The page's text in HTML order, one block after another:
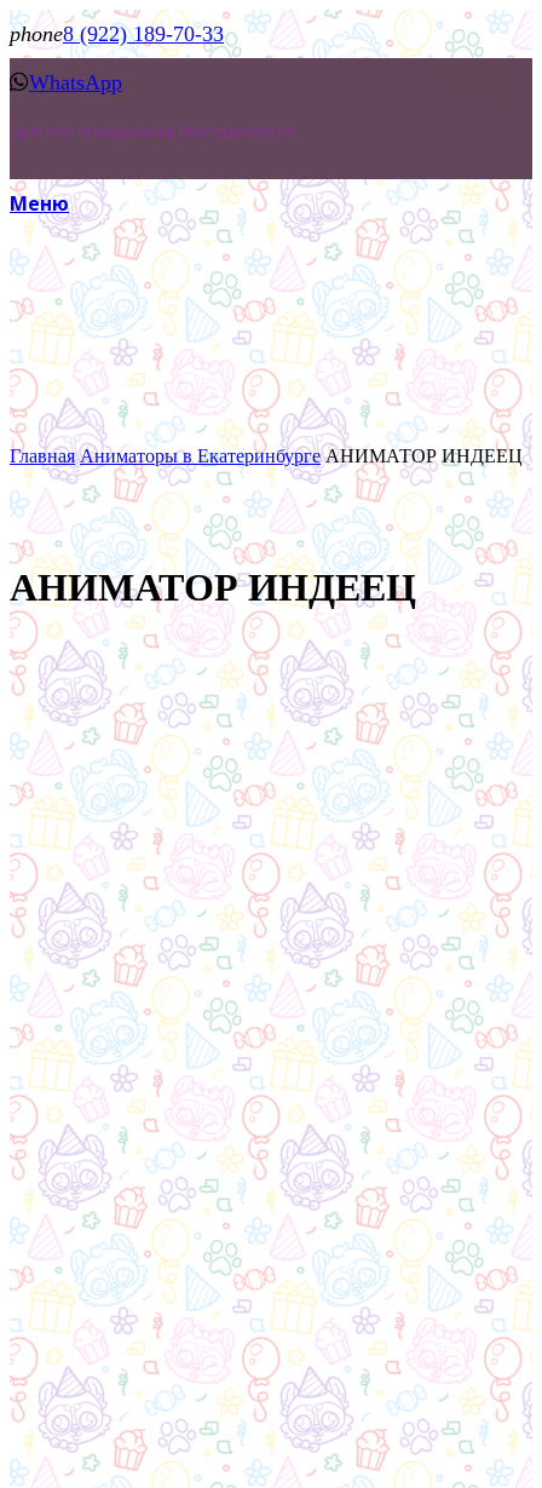
phone8 (922) 189-70-33
WhatsApp
Детские праздники в Екатеринбурге
Меню
Главная Аниматоры в Екатеринбурге АНИМАТОР ИНДЕЕЦ
АНИМАТОР ИНДЕЕЦ